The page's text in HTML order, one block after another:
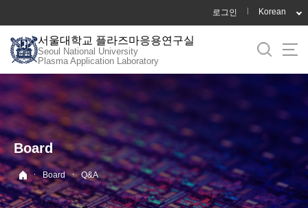
로
메
뉴
로그인 Korean
서울대학교 플라즈마응용연구실
Seoul National University
Plasma Application Laboratory
Board
· Board · Q&A